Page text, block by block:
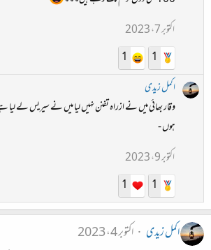
اکتوبر 7، 2023
1
1
اکمل زیدی
وقار بھائی میں نے ازراہ تفنن نہیں لیا میں نے سیریس لے لیا
ہوں -
اکتوبر 9، 2023
1
1
اکمل زیدی
اکتوبر 4، 2023